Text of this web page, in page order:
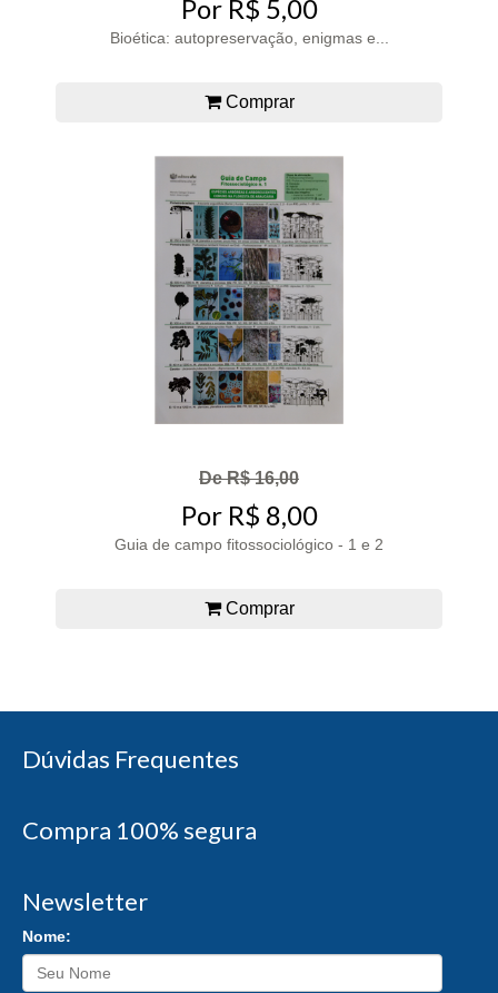
Por R$ 5,00
Bioética: autopreservação, enigmas e...
Comprar
De R$ 16,00
Por R$ 8,00
Guia de campo fitossociológico - 1 e 2
Comprar
Dúvidas Frequentes
Compra 100% segura
Newsletter
Nome: